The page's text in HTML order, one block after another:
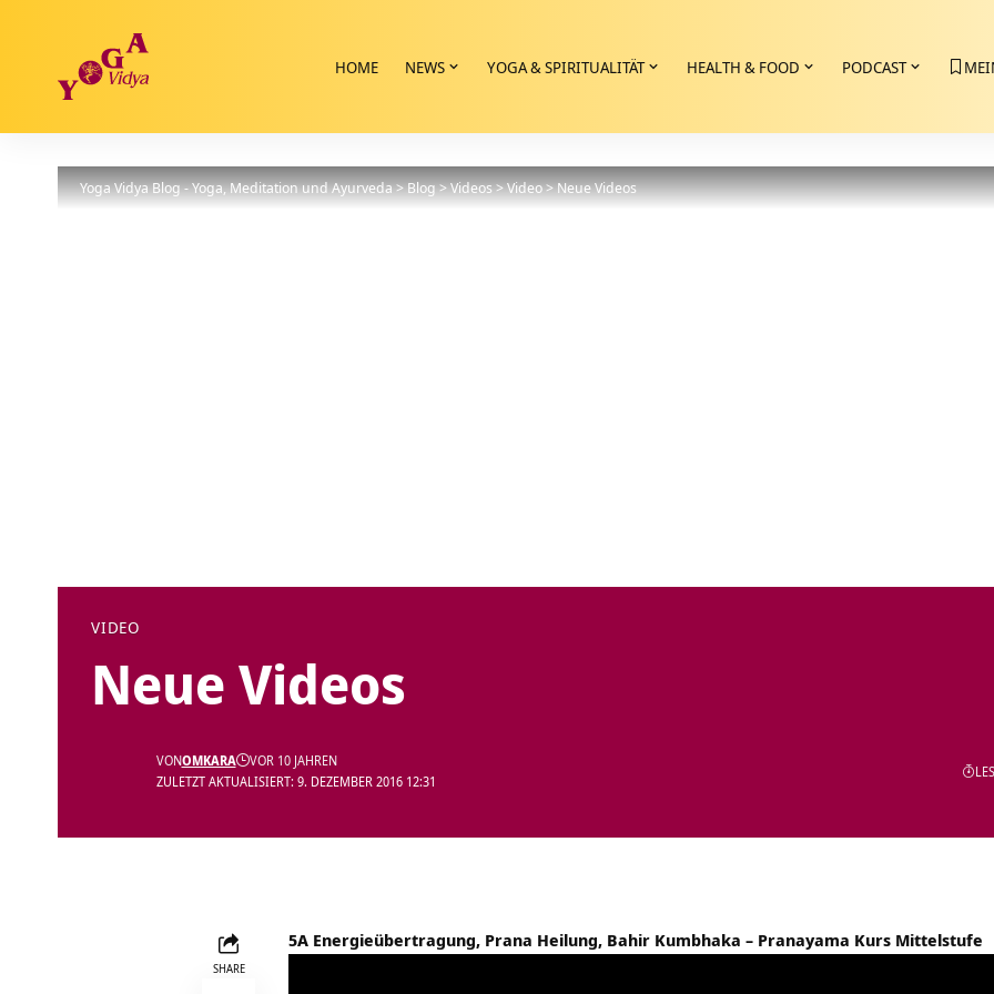
HOME NEWS YOGA & SPIRITUALITÄT HEALTH & FOOD PODCAST
Yoga Vidya Blog - Yoga, Meditation und Ayurveda>Blog>Videos>Video>Neue Videos
VIDEO
Neue Videos
ZULETZT AKTUALISIERT: 9. DEZEMBER 2016 12:31
VONOMKARA VOR 10 JAHREN
SHARE
5A Energieübertragung, Prana Heilung, Bahir Kumbhaka – Pranayama Kurs Mittelstufe